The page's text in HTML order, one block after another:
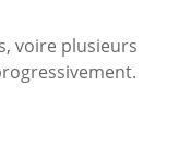
voire plusieurs